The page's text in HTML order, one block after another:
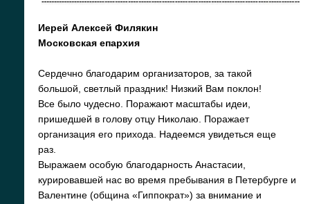
Иерей Алексей Филякин
Московская епархия
Сердечно благодарим организаторов, за такой
большой, светлый праздник! Низкий Вам поклон!
Все было чудесно. Поражают масштабы идеи,
пришедшей в голову отцу Николаю. Поражает
организация его прихода. Надеемся увидеться еще
раз.
Выражаем особую благодарность Анастасии,
курировавшей нас во время пребывания в Петербурге и
Валентине (община «Гиппократ») за внимание и